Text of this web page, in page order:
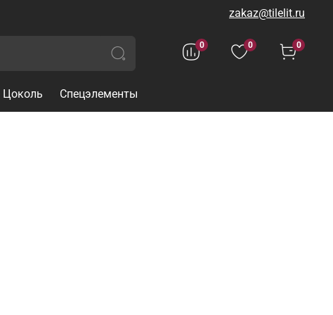
zakaz@tilelit.ru
0 0 0
Цоколь Спецэлементы